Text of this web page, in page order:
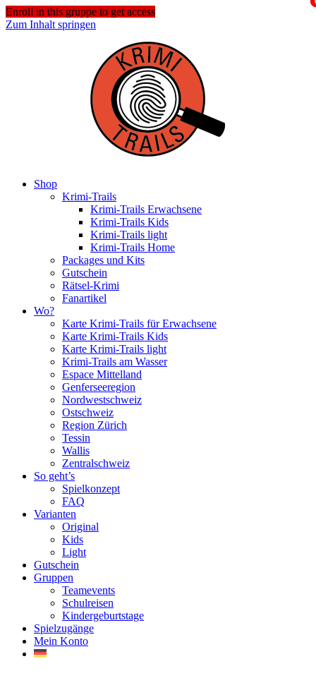
Enroll in this gruppe to get access
Zum Inhalt springen
Shop
Krimi-Trails
Krimi-Trails Erwachsene
Krimi-Trails Kids
Krimi-Trails light
Krimi-Trails Home
Packages und Kits
Gutschein
Rätsel-Krimi
Fanartikel
Wo?
Karte Krimi-Trails für Erwachsene
Karte Krimi-Trails Kids
Karte Krimi-Trails light
Krimi-Trails am Wasser
Espace Mittelland
Genferseeregion
Nordwestschweiz
Ostschweiz
Region Zürich
Tessin
Wallis
Zentralschweiz
So geht’s
Spielkonzept
FAQ
Varianten
Original
Kids
Light
Gutschein
Gruppen
Teamevents
Schulreisen
Kindergeburtstage
Spielzugänge
Mein Konto